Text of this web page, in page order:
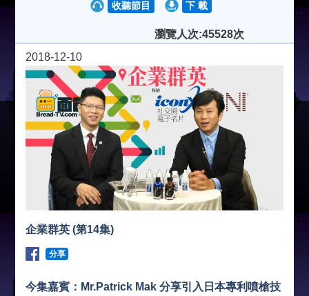
收聽節目 下 載
瀏覽人次:45528次
2018-12-10
企業群英 (第14集)
分享
今集嘉賓：Mr.Patrick Mak 分享引入日本專利噴槍技